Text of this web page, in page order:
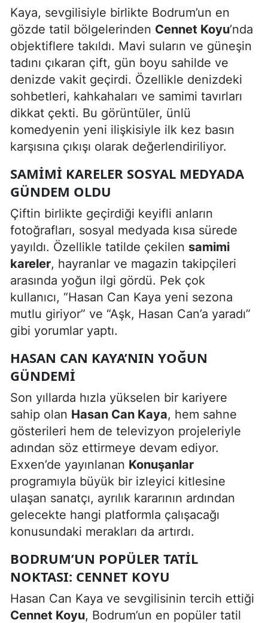
Kaya, sevgilisiyle birlikte Bodrum’un en
gözde tatil bölgelerinden Cennet Koyu’nda
objektiflere takıldı. Mavi suların ve güneşin
tadını çıkaran çift, gün boyu sahilde ve
denizde vakit geçirdi. Özellikle denizdeki
sohbetleri, kahkahaları ve samimi tavırları
dikkat çekti. Bu görüntüler, ünlü
komedyenin yeni ilişkisiyle ilk kez basın
karşısına çıkışı olarak değerlendiriliyor.
SAMIMI KARELER SOSYAL MEDYADA
GÜNDEM OLDU
Çiftin birlikte geçirdiği keyifli anların
fotoğrafları, sosyal medyada kısa sürede
yayıldı. Özellikle tatilde çekilen samimi
kareler, hayranlar ve magazin takipçileri
arasında yoğun ilgi gördü. Pek çok
kullanıcı, “Hasan Can Kaya yeni sezona
mutlu giriyor” ve “Aşk, Hasan Can’a yaradı”
gibi yorumlar yaptı.
HASAN CAN KAYA’NIN YOĞUN
GÜNDEMI
Son yıllarda hızla yükselen bir kariyere
sahip olan Hasan Can Kaya, hem sahne
gösterileri hem de televizyon projeleriyle
adından söz ettirmeye devam ediyor.
Exxen’de yayınlanan Konuşanlar
programıyla büyük bir izleyici kitlesine
ulaşan sanatçı, ayrılık kararının ardından
gelecekte hangi platformla çalışacağı
konusundaki merakları da artırdı.
BODRUM’UN POPÜLER TATIL
NOKTASI: CENNET KOYU
Hasan Can Kaya ve sevgilisinin tercih ettiği
Cennet Koyu, Bodrum’un en popüler tatil